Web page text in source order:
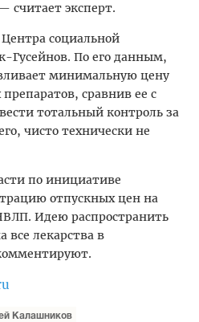
считает эксперт.
социальной
Гусейнов. По его данным,
минимальную цену
сравнив ее с
тотальный контроль за
чисто технически не
по инициативе
отпускных цен на
Идею распространить
все лекарства в
Калашников